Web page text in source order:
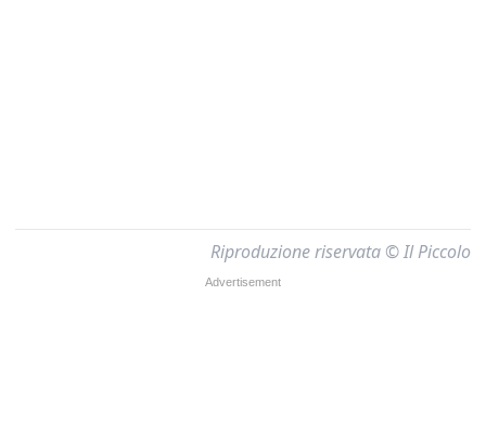
Riproduzione riservata © Il Piccolo